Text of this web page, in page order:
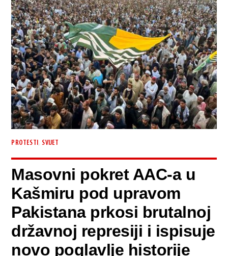
PROTESTI SVIJET
Masovni pokret AAC-a u
Kašmiru pod upravom
Pakistana prkosi brutalnoj
državnoj represiji i ispisuje
novo poglavlje historije